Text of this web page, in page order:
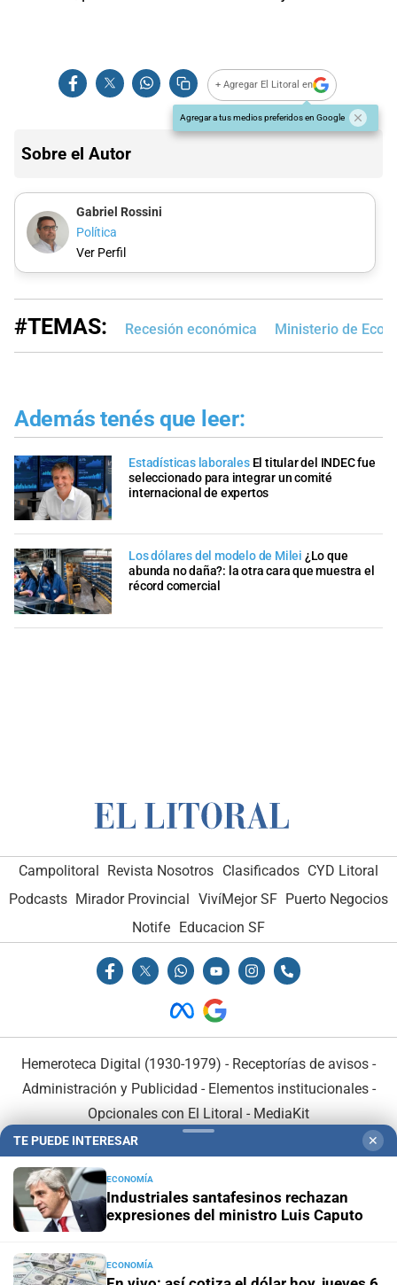
+ Agregar El Litoral en
Agregar a tus medios preferidos en Google
Sobre el Autor
Gabriel Rossini
Política
Ver Perfil
#TEMAS: Recesión económica Ministerio de
Además tenés que leer:
Estadísticas laborales El titular del INDEC fue
seleccionado para integrar un comité
internacional de expertos
Los dólares del modelo de Milei ¿Lo que
abunda no daña?: la otra cara que muestra el
récord comercial
Campolitoral Revista Nosotros Clasificados CYD Litoral
Podcasts Mirador Provincial VivíMejor SF Puerto Negocios
Notife
Educacion SF
Hemeroteca Digital (1930-1979) - Receptorías de avisos -
Administración y Publicidad - Elementos institucionales-
Opcionales con El Litoral - MediaKit
En Asociación con:
TE PUEDE INTERESAR ✕
ECONOMÍA
Industriales santafesinos rechazan
expresiones del ministro Luis Caputo
ECONOMÍA